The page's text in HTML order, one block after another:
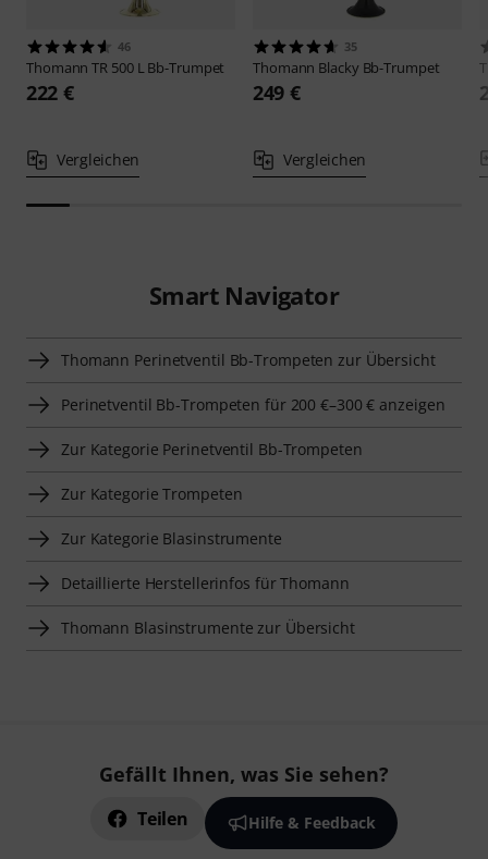
46
ThomannTR 500 L Bb-Trumpet
222 €
Vergleichen
35
Thomann Blacky Bb-Trumpet
249 €
Vergleichen
Smart Navigator
Thomann Perinetventil Bb-Trompeten zur Übersicht
Perinetventil Bb-Trompeten für 200 €–300 € anzeigen
Zur Kategorie Perinetventil Bb-Trompeten
Zur Kategorie Trompeten
Zur Kategorie Blasinstrumente
Detaillierte Herstellerinfos für Thomann
Thomann Blasinstrumente zur Übersicht
Gefällt Ihnen, was Sie sehen?
Teilen Hilfe & Feedback